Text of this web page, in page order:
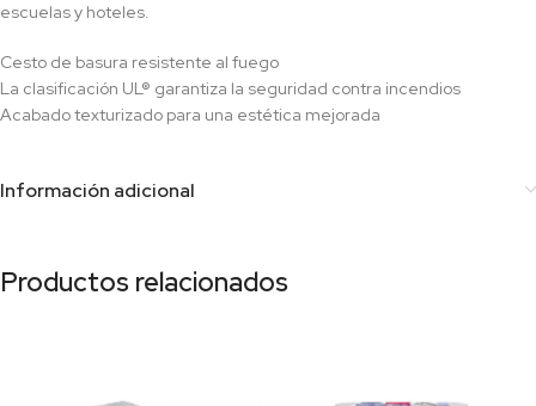
escuelas y hoteles.
Cesto de basura resistente al fuego
La clasificación UL® garantiza la seguridad contra incendios
Acabado texturizado para una estética mejorada
Información adicional
Productos relacionados